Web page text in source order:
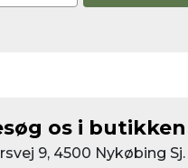
os i butikken
9, 4500 Nykøbing Sj.